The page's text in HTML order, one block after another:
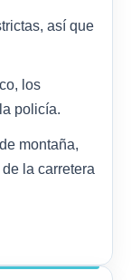
así que
los
policía.
montaña,
la carretera